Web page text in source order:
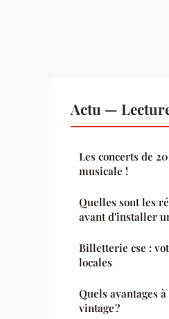
Actu —
Les concerts de
musicale !
Quelles sont les
avant d'installer
Billetterie cse :
locales
Quels avantages
vintage ?